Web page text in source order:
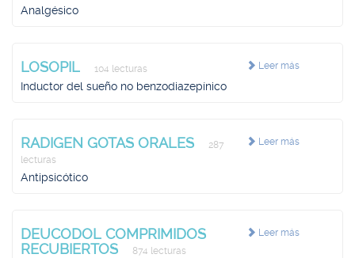
Analgésico
Leer más
LOSOPIL 104 lecturas
Inductor del sueño no benzodiazepínico
Leer más
RADIGEN GOTAS ORALES
287
lecturas
Antipsicótico
Leer más
DEUCODOL COMPRIMIDOS
RECUBIERTOS
874 lecturas